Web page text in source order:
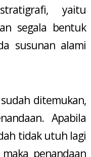
yaitu
segala bentuk
susunan alami
ditemukan,
Apabila
tidak utuh lagi
penandaan